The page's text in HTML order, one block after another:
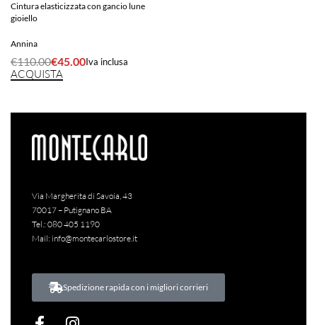
Cintura elasticizzata con gancio lune
gioiello
Annina
€110.00€45.00Iva inclusa
ACQUISTA
Via Margherita di Savoia, 43
70017 – Putignano BA
Tel.: 080 405 1190
Mail: info@montecarlostore.it
Spedizione rapida con i migliori corrieri